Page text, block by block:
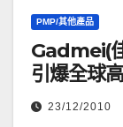
PMP/其他產品
Gadmei(
引爆全球
23/12/2010